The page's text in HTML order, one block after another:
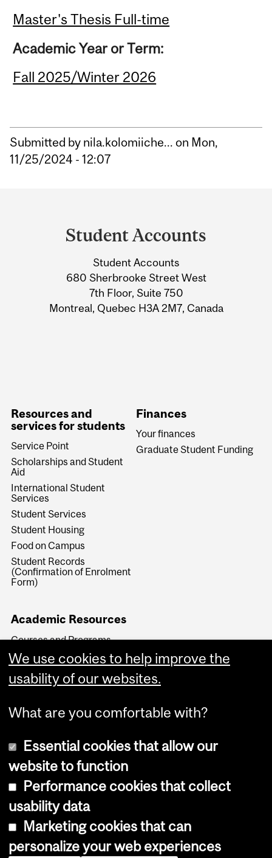
Master's Thesis Full-time
Academic Year or Term:
Fall 2025/Winter 2026
Submitted by nila.kolomiiche... on Mon,
11/25/2024 - 12:07
Information
Student Accounts
Student Accounts
680 Sherbrooke Street West
7th Floor, Suite 750
Montreal, Quebec H3A 2M7, Canada
Resources and
services for students
Service Point
Scholarships and Student
Aid
International Student
Services
Student Services
Student Housing
Food on Campus
Student Records
(Confirmation of Enrolment
Form)
Finances
Your finances
Graduate Student Funding
Academic Resources
Courses and Programs
Key Academic Dates
Faculty Transfers and
Readmissions
Copyright © 2026 McGill University
Cookie notice
Cookie settings
We use cookies to help improve the
usability of our websites.
What are you comfortable with?
Essential cookies that allow our
website to function
Performance cookies that collect
usability data
Marketing cookies that can
personalize your web experiences